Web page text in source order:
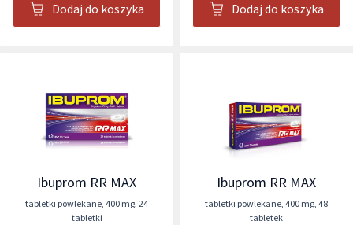
Dodaj do koszyka Dodaj do koszyka
Ibuprom RR MAX
tabletki powlekane, 400 mg, 24
tabletki
Ibuprom RR MAX
tabletki powlekane, 400 mg, 48
tabletek